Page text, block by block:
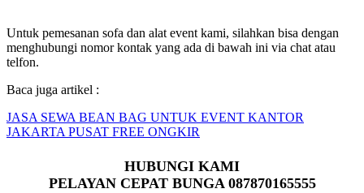
Untuk pemesanan sofa dan alat event kami, silahkan bisa dengan
menghubungi nomor kontak yang ada di bawah ini via chat atau
telfon.
Baca juga artikel :
JASA SEWA BEAN BAG UNTUK EVENT KANTOR
JAKARTA PUSAT FREE ONGKIR
HUBUNGI KAMI
PELAYAN CEPAT BUNGA 087870165555